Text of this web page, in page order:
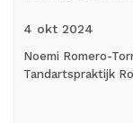
4 okt 2024
Noemi Romero-
Tandartspraktijk